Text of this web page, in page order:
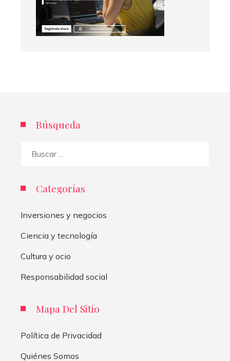
Búsqueda
Categorías
Inversiones y negocios
Ciencia y tecnología
Cultura y ocio
Responsabilidad social
Mapa Del Sitio
Política de Privacidad
Quiénes Somos